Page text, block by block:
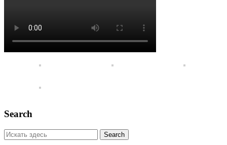
Search